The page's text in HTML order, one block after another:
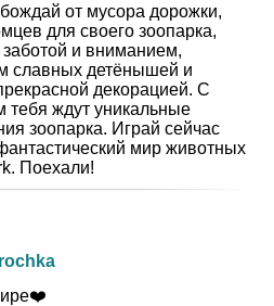
от мусора дорожки,
для своего зоопарка,
и вниманием,
славных детёнышей и
декорацией. С
ждут уникальные
зоопарка. Играй сейчас
мир животных
Поехали!